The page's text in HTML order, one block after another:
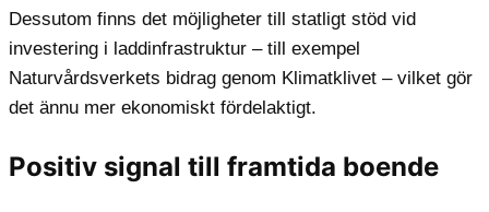
Dessutom finns det möjligheter till statligt stöd vid
investering i laddinfrastruktur – till exempel
Naturvårdsverkets bidrag genom Klimatklivet – vilket gör
det ännu mer ekonomiskt fördelaktigt.
Positiv signal till framtida boende